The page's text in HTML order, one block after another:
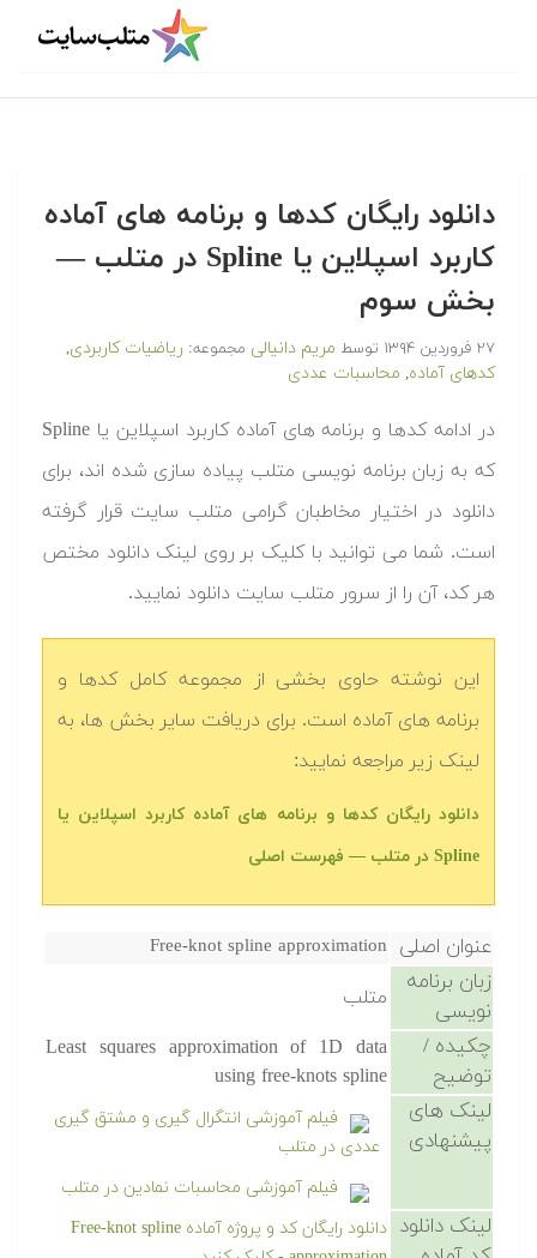
دانلود رایگان کدها و برنامه های آماده
کاربرد اسپلاین یا Spline در متلب‬‬ —
بخش سوم
۲۷ فروردین ۱۳۹۴ توسط مریم دانیالی مجموعه: ریاضیات کاربردی,
کدهای آماده, محاسبات عددی
‫در ادامه کدها و برنامه های آماده کاربرد اسپلاین یا Spline
که به زبان برنامه نویسی متلب پیاده سازی شده اند، برای
دانلود در اختیار مخاطبان گرامی متلب سایت قرار گرفته
است. شما می توانید با کلیک بر روی لینک دانلود مختص
هر کد، آن را از سرور متلب سایت دانلود نمایید.‬
این نوشته حاوی بخشی از مجموعه کامل کدها و
برنامه های آماده است. برای دریافت سایر بخش ها، به
لینک زیر مراجعه نمایید:
دانلود رایگان کدها و برنامه های آماده کاربرد اسپلاین یا
Spline در متلب‬‬ — فهرست اصلی
عنوان اصلی Free-knot spline approximation
زبان برنامه
نویسی
متلب
چکیده /
توضیح
Least squares approximation of 1D data
using free-knots spline
لینک های
پیشنهادی
فیلم آموزشی انتگرال گیری و مشتق گیری
عددی در متلب
فیلم آموزشی محاسبات نمادین در متلب
لینک دانلود
دانلود رایگان کد و پروژه آماده Free-knot spline